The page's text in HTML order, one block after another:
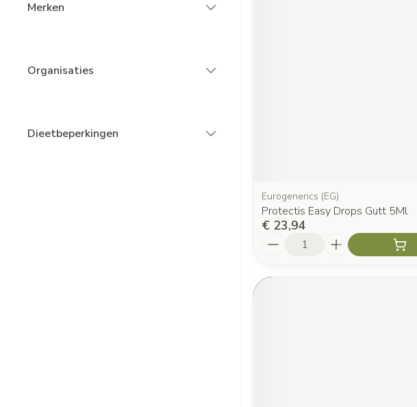
Merken
Organisaties
Dieetbeperkingen
Eurogenerics (EG)
Protectis Easy Drops Gutt 5Ml
€ 23,94